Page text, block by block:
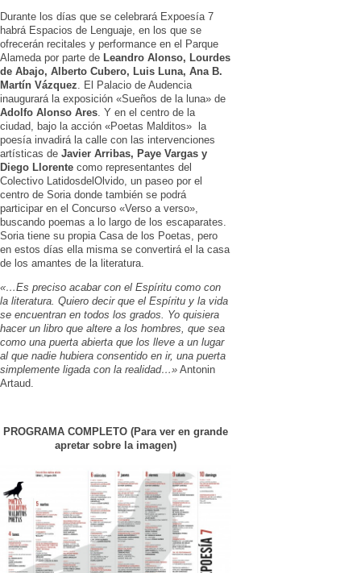
Durante los días que se celebrará Expoesía 7
habrá Espacios de Lenguaje, en los que se
ofrecerán recitales y performance en el Parque
Alameda por parte de Leandro Alonso, Lourdes
de Abajo, Alberto Cubero, Luis Luna, Ana B.
Martín Vázquez. El Palacio de Audencia
inaugurará la exposición «Sueños de la luna» de
Adolfo Alonso Ares. Y en el centro de la
ciudad, bajo la acción «Poetas Malditos» la
poesía invadirá la calle con las intervenciones
artísticas de Javier Arribas, Paye Vargas y
Diego Llorente como representantes del
Colectivo LatidosdelOlvido, un paseo por el
centro de Soria donde también se podrá
participar en el Concurso «Verso a verso»,
buscando poemas a lo largo de los escaparates.
Soria tiene su propia Casa de los Poetas, pero
en estos días ella misma se convertirá el la casa
de los amantes de la literatura.
«…Es preciso acabar con el Espíritu como con
la literatura. Quiero decir que el Espíritu y la vida
se encuentran en todos los grados. Yo quisiera
hacer un libro que altere a los hombres, que sea
como una puerta abierta que los lleve a un lugar
al que nadie hubiera consentido en ir, una puerta
simplemente ligada con la realidad…» Antonin
Artaud.
PROGRAMA COMPLETO (Para ver en grande
apretar sobre la imagen)